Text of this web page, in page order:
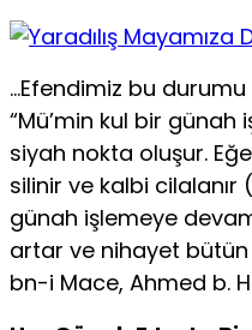
…Efendimiz bu
“Mü’min kul bir
siyah nokta oluşur.
silinir ve kalbi cilalanır
günah işlemeye
artar ve nihayet bütün
bn-i Mace, Ahmed b.